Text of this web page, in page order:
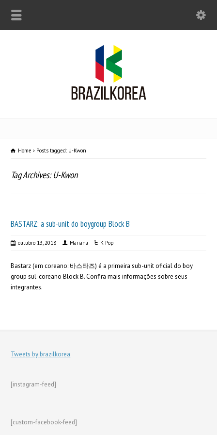
Home Posts tagged: U-Kwon
Tag Archives: U-Kwon
BASTARZ: a sub-unit do boygroup Block B
outubro 13, 2018 Mariana K-Pop
Bastarz (em coreano: 바스타즈) é a primeira sub-unit oficial do boy
group sul-coreano Block B. Confira mais informações sobre seus
integrantes.
Tweets by brazilkorea
[instagram-feed]
[custom-facebook-feed]